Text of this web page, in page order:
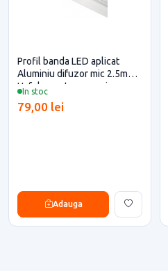
In stoc
Profil banda LED aplicat
Aluminiu difuzor mic 2.5m
Hafele pentru casa si
79,00 lei
Adauga